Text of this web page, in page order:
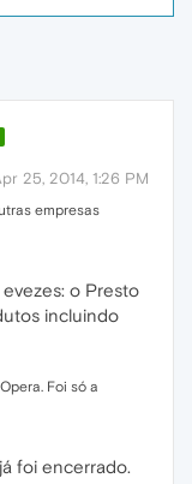
25, 2014, 1:26 PM
empresas
o Presto
incluindo
Foi só a
foi encerrado.